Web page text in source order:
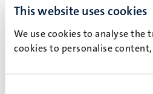
This website uses cookies
We use cookies to analyse
cookies to personalise